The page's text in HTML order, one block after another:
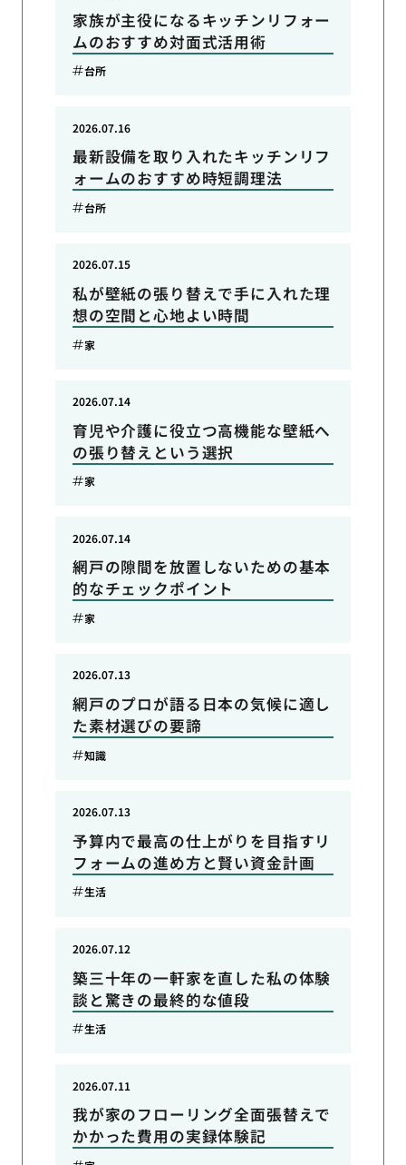
家族が主役になるキッチンリフォー
ムのおすすめ対面式活用術
台所
最新設備を取り入れたキッチンリフ
ォームのおすすめ時短調理法
2026.07.16
台所
私が壁紙の張り替えで手に入れた理
想の空間と心地よい時間
2026.07.15
家
育児や介護に役立つ高機能な壁紙へ
の張り替えという選択
2026.07.14
家
網戸の隙間を放置しないための基本
的なチェックポイント
2026.07.14
家
網戸のプロが語る日本の気候に適し
た素材選びの要諦
2026.07.13
知識
予算内で最高の仕上がりを目指すリ
フォームの進め方と賢い資金計画
2026.07.13
生活
築三十年の一軒家を直した私の体験
談と驚きの最終的な値段
2026.07.12
生活
我が家のフローリング全面張替えで
かかった費用の実録体験記
2026.07.11